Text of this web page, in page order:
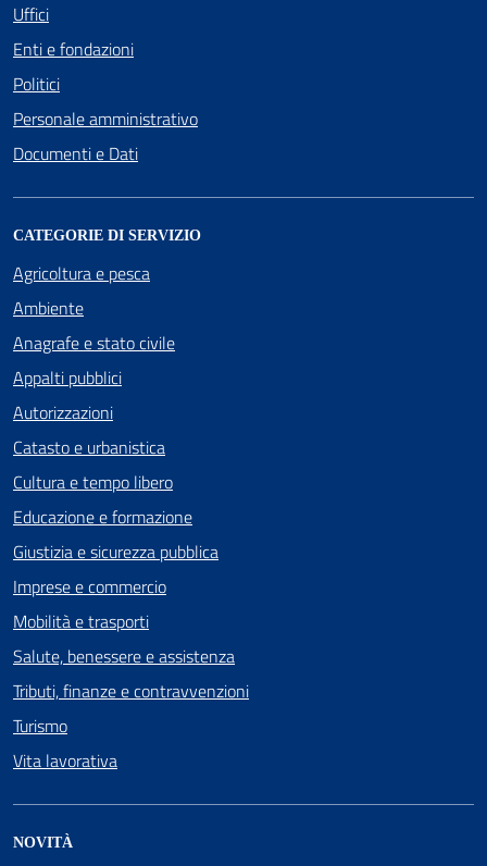
Uffici
Enti e fondazioni
Politici
Personale amministrativo
Documenti e Dati
CATEGORIE DI SERVIZIO
Agricoltura e pesca
Ambiente
Anagrafe e stato civile
Appalti pubblici
Autorizzazioni
Catasto e urbanistica
Cultura e tempo libero
Educazione e formazione
Giustizia e sicurezza pubblica
Imprese e commercio
Mobilità e trasporti
Salute, benessere e assistenza
Tributi, finanze e contravvenzioni
Turismo
Vita lavorativa
NOVITÀ